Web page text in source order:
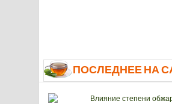
ПОСЛЕДНЕЕ НА
Влияние степени